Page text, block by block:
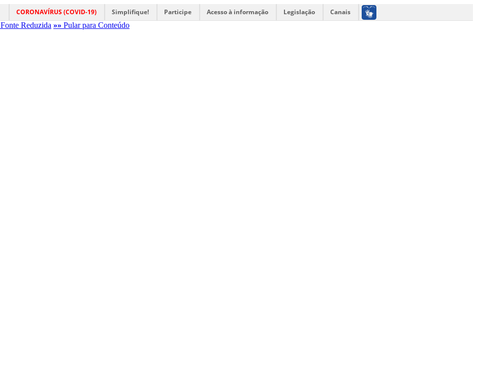
CORONAVÍRUS (COVID-19) Simplifique! Participe Acesso à informação Legislação
Canais
Fonte Reduzida »» Pular para Conteúdo